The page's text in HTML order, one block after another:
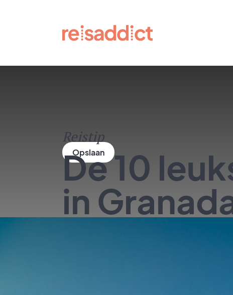
Reistip
De 10
in